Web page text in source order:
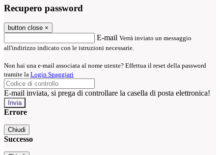
Recupero password
button close ×
E-mail Verrà inviato un messaggio
all'indirizzo indicato con le istruzioni necessarie.
Non hai una e-mail associata al nome utente? Effettua il reset della password
tramite la Login Spaggiari
E-mail inviata, si prega di controllare la casella di posta elettronica!
Errore
Chiudi
Successo